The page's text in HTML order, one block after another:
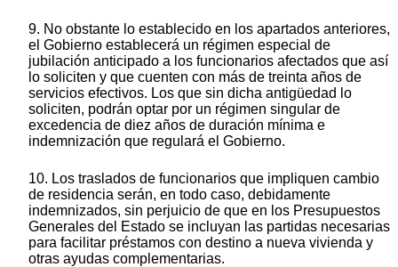
9. No obstante lo establecido en los apartados anteriores,
el Gobierno establecerá un régimen especial de
jubilación anticipado a los funcionarios afectados que así
lo soliciten y que cuenten con más de treinta años de
servicios efectivos. Los que sin dicha antigüedad lo
soliciten, podrán optar por un régimen singular de
excedencia de diez años de duración mínima e
indemnización que regulará el Gobierno.
10. Los traslados de funcionarios que impliquen cambio
de residencia serán, en todo caso, debidamente
indemnizados, sin perjuicio de que en los Presupuestos
Generales del Estado se incluyan las partidas necesarias
para facilitar préstamos con destino a nueva vivienda y
otras ayudas complementarias.